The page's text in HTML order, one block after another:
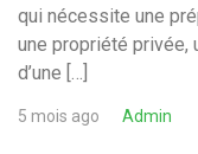
qui nécessite une
une propriété privée,
d’une […]
5 mois ago Admin